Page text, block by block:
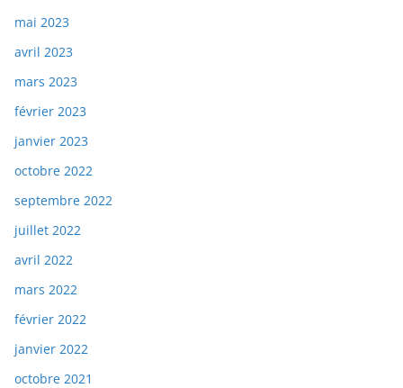
mai 2023
avril 2023
mars 2023
février 2023
janvier 2023
octobre 2022
septembre 2022
juillet 2022
avril 2022
mars 2022
février 2022
janvier 2022
octobre 2021